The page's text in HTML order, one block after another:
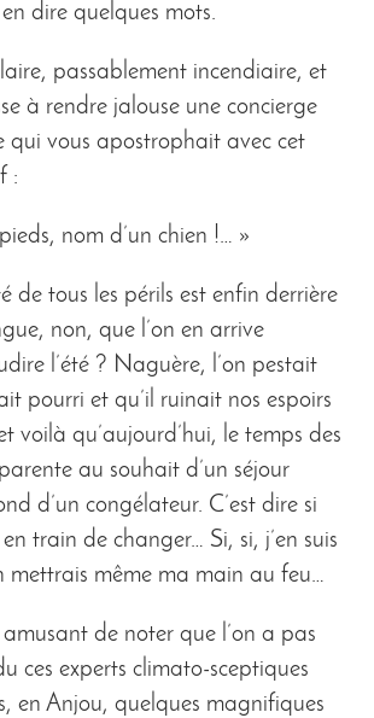
dire quelques mots.
passablement incendiaire, et
à rendre jalouse une concierge
qui vous apostrophait avec cet
:
nom d’un chien !… »
de tous les périls est enfin derrière
non, que l’on en arrive
l’été ? Naguère, l’on pestait
pourri et qu’il ruinait nos espoirs
voilà qu’aujourd’hui, le temps des
au souhait d’un séjour
d’un congélateur. C’est dire si
train de changer… Si, si, j’en suis
mettrais même ma main au feu…
amusant de noter que l’on a pas
ces experts climato-sceptiques
en Anjou, quelques magnifiques